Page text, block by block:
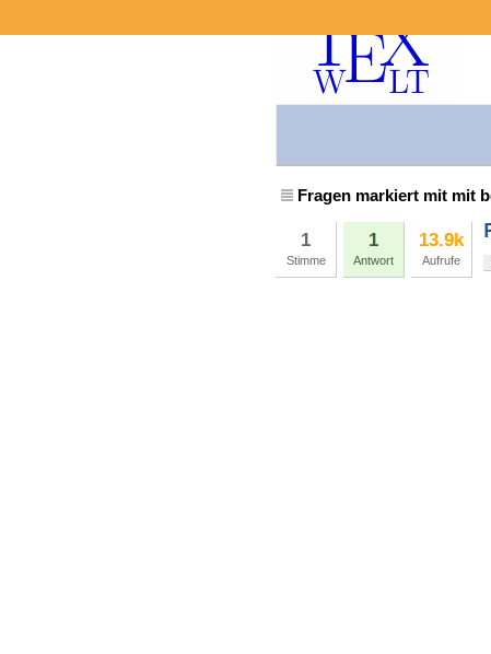
Fragen markiert mit mit
1
Stimme
1
Antwort
13.9k
Aufrufe